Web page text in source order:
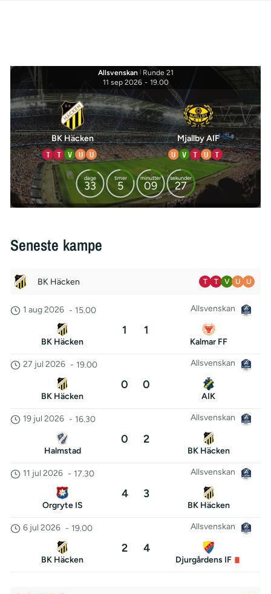
Allsvenskan | Runde 21
11 sep 2026 - 19.00
BK Häcken
T T V U U
Mjallby AIF
U V T U T
dage
33
timer
5
minutter
09
sekunder
27
Seneste kampe
BK Häcken T T V U U
Allsvenskan
1 aug 2026 - 15.00
BK Häcken
1 1
Kalmar FF
Allsvenskan
27 jul 2026 - 19.00
BK Häcken
0 0
AIK
Allsvenskan
19 jul 2026 - 16.30
Halmstad
0 2
BK Häcken
Allsvenskan
11 jul 2026 - 17.30
Orgryte IS
4 3
BK Häcken
Allsvenskan
6 jul 2026 - 19.00
BK Häcken
2 4
Djurgårdens IF